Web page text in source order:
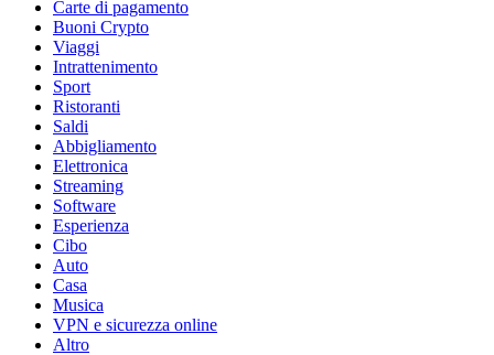
Carte di pagamento
Buoni Crypto
Viaggi
Intrattenimento
Sport
Ristoranti
Saldi
Abbigliamento
Elettronica
Streaming
Software
Esperienza
Cibo
Auto
Casa
Musica
VPN e sicurezza online
Altro